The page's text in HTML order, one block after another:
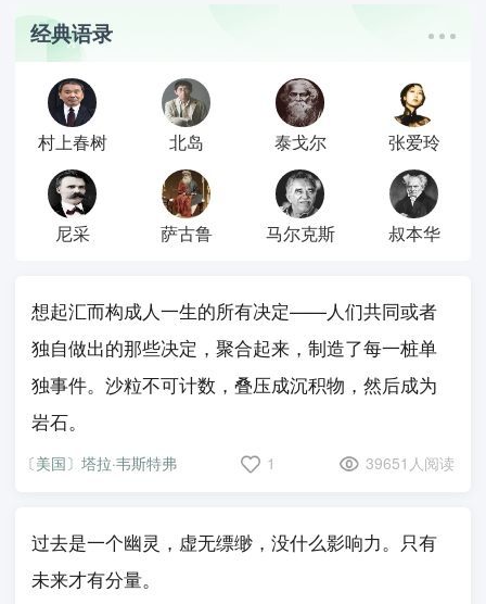
经典语录
村上春树 北岛 泰戈尔 张爱玲
尼采 萨古鲁 马尔克斯 叔本华
想起汇而构成人一生的所有决定——人们共同或者
独自做出的那些决定，聚合起来，制造了每一桩单
独事件。沙粒不可计数，叠压成沉积物，然后成为
岩石。
〔美国〕塔拉·韦斯特弗 1 39651人阅读
过去是一个幽灵，虚无缥缈，没什么影响力。只有
未来才有分量。